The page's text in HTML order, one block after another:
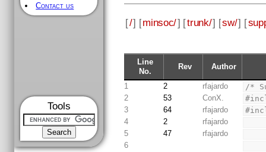
Contact us
Tools
[/] [minsoc/] [trunk/] [sw/] [
Line
No.
Rev Author
1 2 rfajardo
/*
2
53 ConX.
3
64 rfajardo
4
2
rfajardo
5
47 rfajardo
6